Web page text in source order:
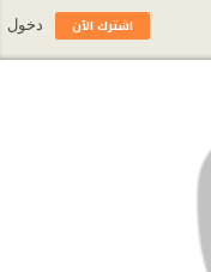
اشترك الآن دخول